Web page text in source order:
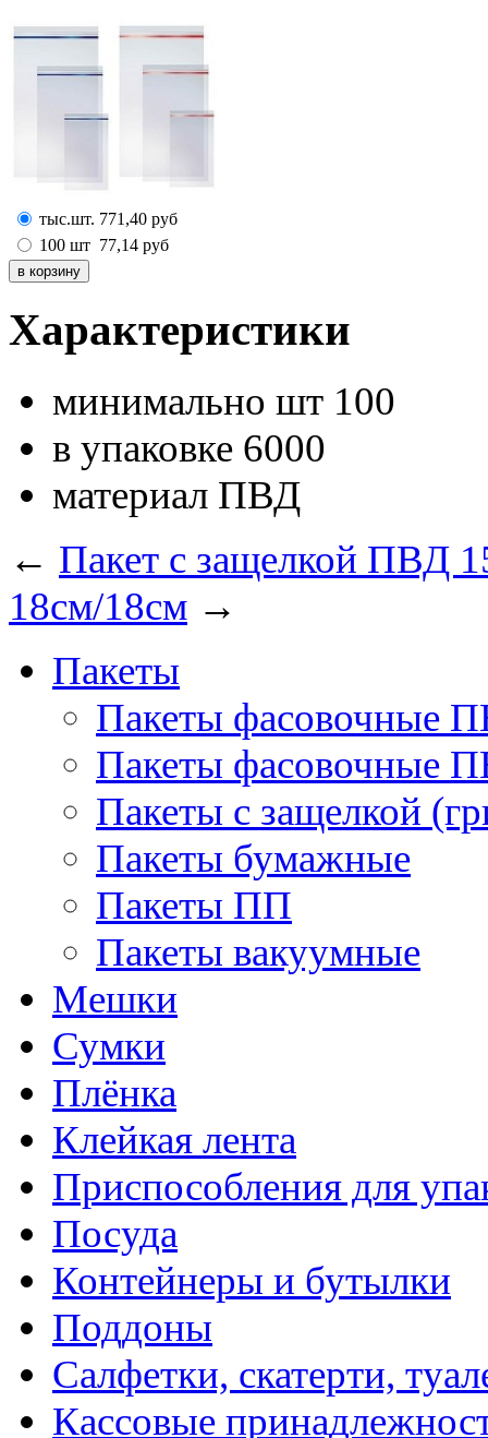
тыс.шт. 771,40 руб
100 шт 77,14 руб
Характеристики
минимально шт 100
в упаковке 6000
материал ПВД
← Пакет с защелкой ПВД
18см/18см →
Пакеты
Пакеты фасовочные
Пакеты фасовочные
Пакеты с защелкой
Пакеты бумажные
Пакеты ПП
Пакеты вакуумные
Мешки
Сумки
Плёнка
Клейкая лента
Приспособления для
Посуда
Контейнеры и бутылки
Поддоны
Салфетки, скатерти,
Кассовые